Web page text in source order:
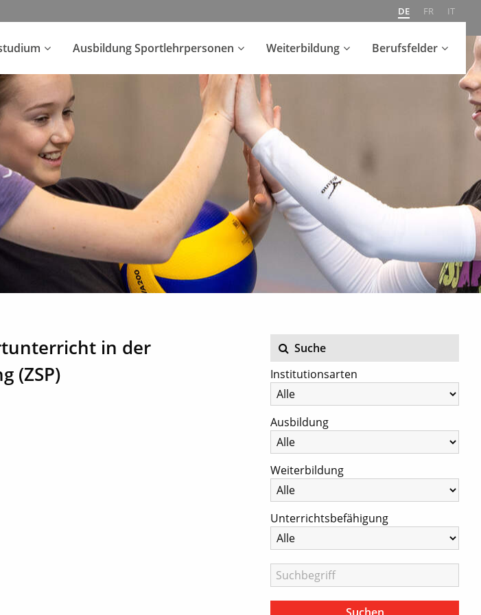
DE FR IT
Ausbildung Sportlehrpersonen Weiterbildung Berufsfelder
in der
(ZSP)
Suche
Institutionsarten
Ausbildung
Weiterbildung
Unterrichtsbefähigung